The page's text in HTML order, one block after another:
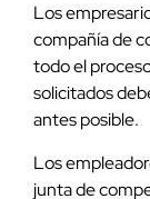
Los
compañía de
todo el
solicitados
antes posible.
Los
junta de